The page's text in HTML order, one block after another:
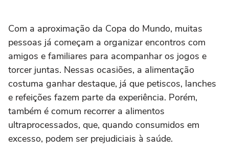
Com a aproximação da Copa do Mundo, muitas
pessoas já começam a organizar encontros com
amigos e familiares para acompanhar os jogos e
torcer juntas. Nessas ocasiões, a alimentação
costuma ganhar destaque, já que petiscos, lanches
e refeições fazem parte da experiência. Porém,
também é comum recorrer a alimentos
ultraprocessados, que, quando consumidos em
excesso, podem ser prejudiciais à saúde.